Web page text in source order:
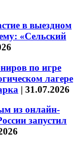
в выездном
«Сельский
по игре
лагере
| 31.07.2026
из онлайн-
запустил